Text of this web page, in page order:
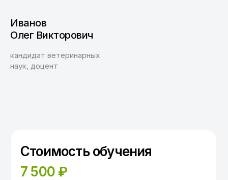
Иванов
Олег Викторович
кандидат ветеринарных
наук, доцент
Стоимость обучения
7 500 ₽